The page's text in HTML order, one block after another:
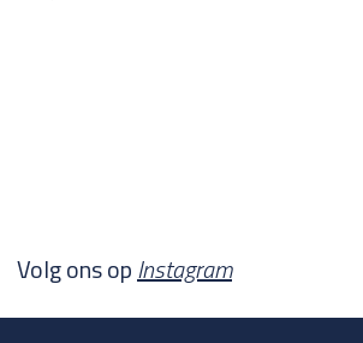
Volg ons opInstagram